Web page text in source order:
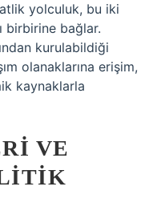
yolculuk, bu iki
birbirine bağlar.
kurulabildiği
olanaklarına erişim,
kaynaklarla
VE